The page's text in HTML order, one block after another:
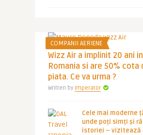
COMPANII AERIENE
Wizz Air a implinit 20 ani in
Romania si are 50% cota
piata. Ce va urma ?
Written by Imperator
Cele mai moderne
unde poți simți și
istoriei – vizitează